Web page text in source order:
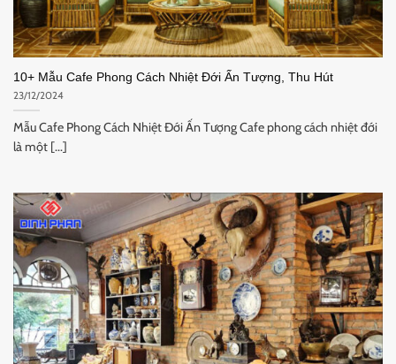
10+ Mẫu Cafe Phong Cách Nhiệt Đới Ấn Tượng, Thu Hút
23/12/2024
Mẫu Cafe Phong Cách Nhiệt Đới Ấn Tượng Cafe phong cách nhiệt đới
là một [...]